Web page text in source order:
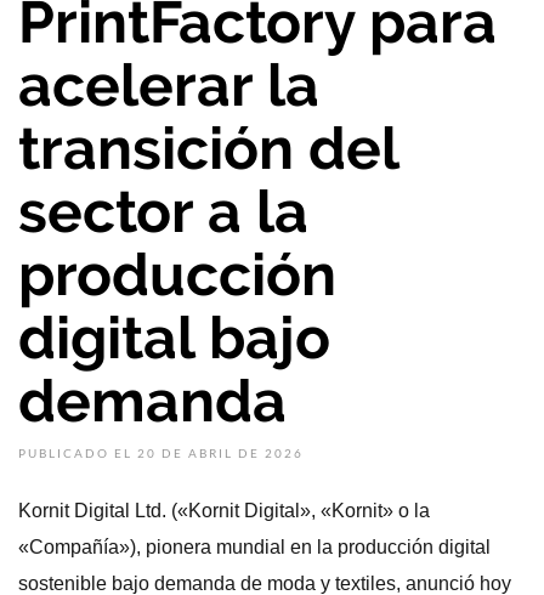
PrintFactory para
acelerar la
transición del
sector a la
producción
digital bajo
demanda
PUBLICADO EL 20 DE ABRIL DE 2026
Kornit Digital Ltd. («Kornit Digital», «Kornit» o la
«Compañía»), pionera mundial en la producción digital
sostenible bajo demanda de moda y textiles, anunció hoy